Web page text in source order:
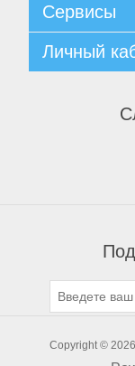
Доставка и возврат
Уведомление о
О нас
Сервисы
Новости
Список
Личный
Заявка на
Copyright ©